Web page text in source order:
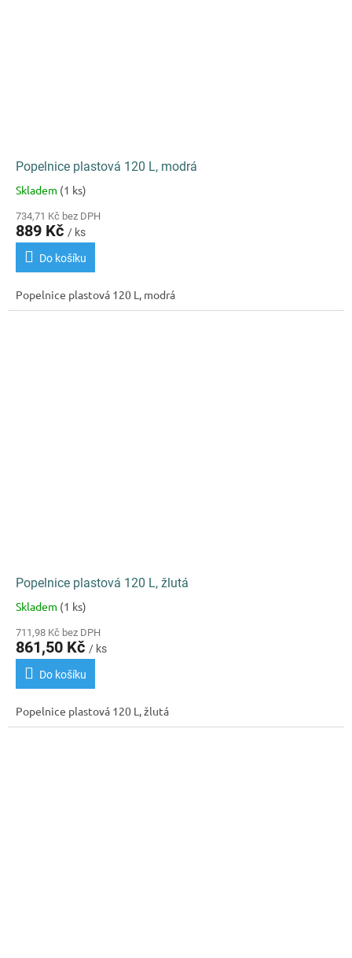
Popelnice plastová 120 L, modrá
Průměrné
produktu
je
3,0
hvězdiček.
Skladem (1 ks)
734,71 Kč bez DPH
889 Kč / ks
Do košíku
Popelnice plastová 120 L, modrá
Popelnice plastová 120 L, žlutá
Průměrné
produktu
je
3,2
hvězdiček.
Skladem (1 ks)
711,98 Kč bez DPH
861,50 Kč / ks
Do košíku
Popelnice plastová 120 L, žlutá